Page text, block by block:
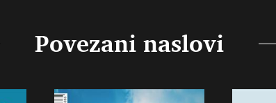
Povezani naslovi